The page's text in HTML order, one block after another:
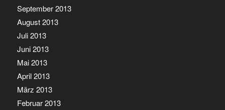
September 2013
August 2013
Juli 2013
Juni 2013
Mai 2013
April 2013
März 2013
Februar 2013